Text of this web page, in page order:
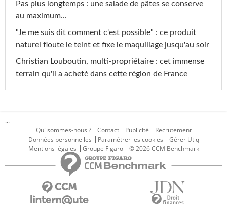
Pas plus longtemps : une salade de pâtes se conserve
au maximum...
"Je me suis dit comment c'est possible" : ce produit
naturel floute le teint et fixe le maquillage jusqu'au soir
Christian Louboutin, multi-propriétaire : cet immense
terrain qu'il a acheté dans cette région de France
...
Qui sommes-nous ?
Contact Publicité
Recrutement
Données personnelles
Paramétrer les cookies
Gérer Utiq
Mentions légales
Groupe Figaro © 2026 CCM Benchmark